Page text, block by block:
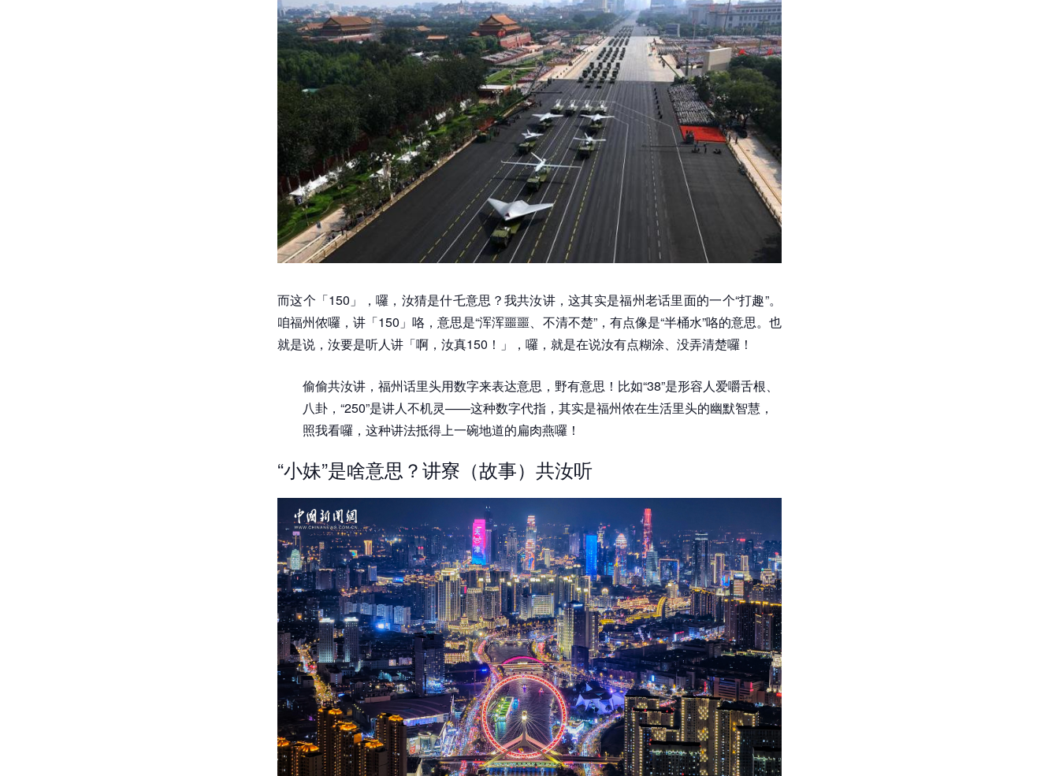
而这个「150」，囉，汝猜是什乇意思？我共汝讲，这其实是福州老话里面的一个“打趣”。
咱福州侬囉，讲「150」咯，意思是“浑浑噩噩、不清不楚”，有点像是“半桶水”咯的意思。也
就是说，汝要是听人讲「啊，汝真150！」，囉，就是在说汝有点糊涂、没弄清楚囉！
偷偷共汝讲，福州话里头用数字来表达意思，野有意思！比如“38”是形容人爱嚼舌根、
八卦，“250”是讲人不机灵——这种数字代指，其实是福州侬在生活里头的幽默智慧，
照我看囉，这种讲法抵得上一碗地道的扁肉燕囉！
“小妹”是啥意思？讲寮（故事）共汝听